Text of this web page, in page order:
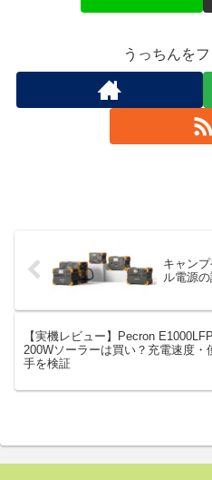
うっちんを
キャン
ル電源
【実機レビュー】Pecron
200Wソーラーは買い？充電速度・
手を検証